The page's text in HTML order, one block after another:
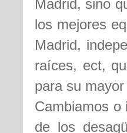
Madrid, sino
los mejores
Madrid,
raíces, ect,
para su
Cambiamos o
de los